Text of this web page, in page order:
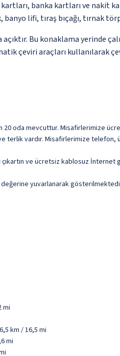
banka kartları ve nakit
lifi, tıraş bıçağı, tırnak
açıktır. Bu konaklama yerinde
çeviri araçları kullanılarak
oda mevcuttur. Misafirlerimize
terlik vardır. Misafirlerimize
çıkartın ve ücretsiz kablosuz İnternet
değerine yuvarlanarak
mi
km / 16,5 mi
mi